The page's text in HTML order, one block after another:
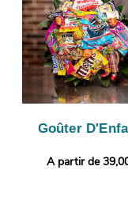
Goûter
A partir de